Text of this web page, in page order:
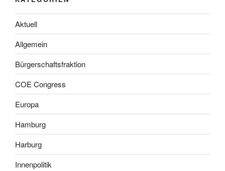
Aktuell
Allgemein
Bürgerschaftsfraktion
COE Congress
Europa
Hamburg
Harburg
Innenpolitik